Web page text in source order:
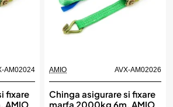
AM02024
fixare
AMIO
AMIO AVX-AM02026
Chinga asigurare si fixare
marfa 2000kg 6m, AMIO